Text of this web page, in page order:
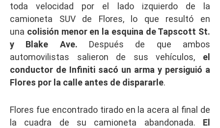
toda velocidad por el lado izquierdo de la
camioneta SUV de Flores, lo que resultó en
una colisión menor en la esquina de Tapscott St.
y Blake Ave. Después de que ambos
automovilistas salieron de sus vehículos, el
conductor de Infiniti sacó un arma y persiguió a
Flores por la calle antes de dispararle.
Flores fue encontrado tirado en la acera al final de
la cuadra de su camioneta abandonada. El